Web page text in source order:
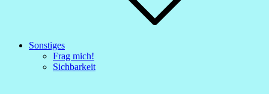
Sonstiges
Frag mich!
Sichbarkeit